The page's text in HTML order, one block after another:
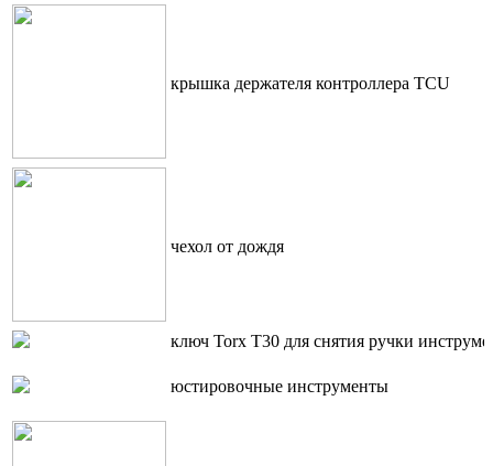
крышка держателя контроллера TCU
чехол от дождя
ключ Torx T30 для снятия ручки
юстировочные инструменты